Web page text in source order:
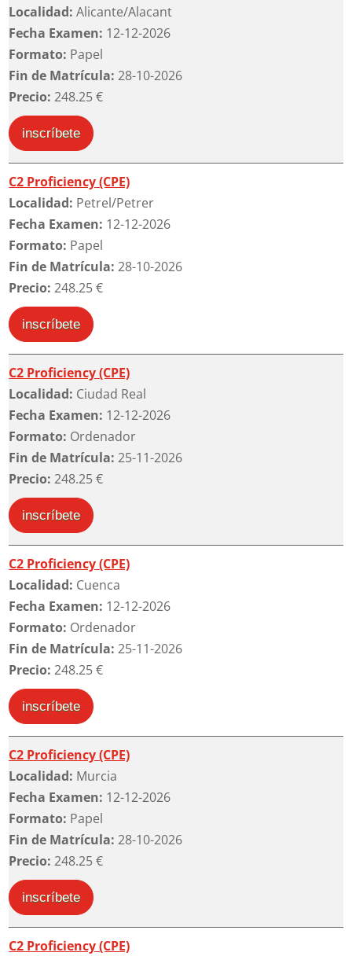
Localidad: Alicante/Alacant
Fecha Examen: 12-12-2026
Formato: Papel
Fin de Matrícula:28-10-2026
Precio:248.25 €
inscríbete
C2 Proficiency (CPE)
Localidad: Petrel/Petrer
Fecha Examen: 12-12-2026
Formato: Papel
Fin de Matrícula:28-10-2026
Precio:248.25 €
inscríbete
C2 Proficiency (CPE)
Localidad: Ciudad Real
Fecha Examen: 12-12-2026
Formato: Ordenador
Fin de Matrícula:25-11-2026
Precio:248.25 €
inscríbete
C2 Proficiency (CPE)
Localidad: Cuenca
Fecha Examen: 12-12-2026
Formato: Ordenador
Fin de Matrícula:25-11-2026
Precio:248.25 €
inscríbete
C2 Proficiency (CPE)
Localidad: Murcia
Fecha Examen: 12-12-2026
Formato: Papel
Fin de Matrícula:28-10-2026
Precio:248.25 €
inscríbete
C2 Proficiency (CPE)